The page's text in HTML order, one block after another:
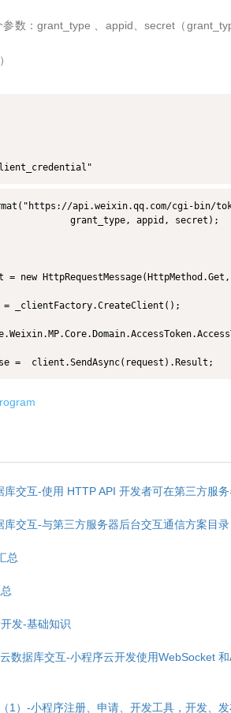
数：grant_type 、appid、secret（
api.weixin.qq.com/cgi-bin/
grant_type, appid, secret);
= new
_clientFactory.CreateClient();
=  client.SendAsync(request).Result;
交互-使用 HTTP API 开发者可在第三方服
交互-与第三方服务器后台交互通信方案目录
总
发-基础知识
数据库交互-小程序云开发使用WebSocket
1）-小程序注册、申请、开发工具，开发、